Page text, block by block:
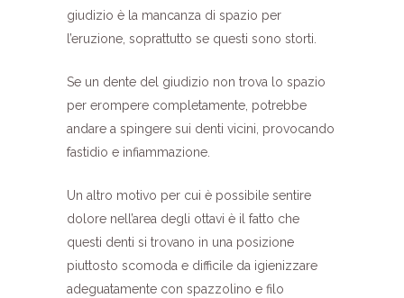
giudizio è la mancanza di spazio per
l’eruzione, soprattutto se questi sono storti.
Se un dente del giudizio non trova lo spazio
per erompere completamente, potrebbe
andare a spingere sui denti vicini, provocando
fastidio e infiammazione.
Un altro motivo per cui è possibile sentire
dolore nell’area degli ottavi è il fatto che
questi denti si trovano in una posizione
piuttosto scomoda e difficile da igienizzare
adeguatamente con spazzolino e filo